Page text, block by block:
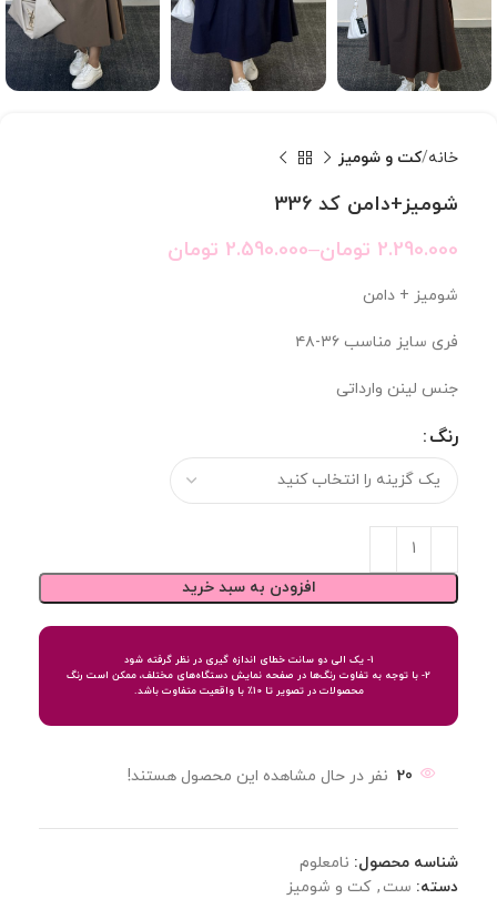
خانه کت و شومیز
شومیز+دامن کد 336
2.290.000 تومان–
2.590.000 تومان
شومیز + دامن
فری سایز مناسب ۳۶-۴۸
جنس لینن وارداتی
رنگ
افزودن به سبد خرید
1- یک الی دو سانت خطای اندازه گیری در نظر گرفته شود
2- با توجه به تفاوت رنگ‌ها در صفحه نمایش دستگاه‌های مختلف، ممکن است رنگ
محصولات در تصویر تا 10٪ با واقعیت متفاوت باشد.
20 نفر در حال مشاهده این محصول هستند!
شناسه محصول: نامعلوم
دسته: ست , کت و شومیز